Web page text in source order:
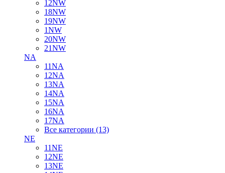
12NW
18NW
19NW
1NW
20NW
21NW
NA
11NA
12NA
13NA
14NA
15NA
16NA
17NA
Все категории (13)
NE
11NE
12NE
13NE